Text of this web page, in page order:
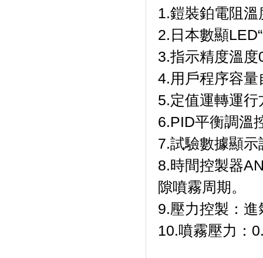
1.鎧裝鉑電阻
2.日本數顯
3.指示精度溫度
4.用戶程序容量
5.定值運轉運行方
6.PID平衡調溫
7.試驗數據顯示設定
8.時間控製器
隙噴霧周期。
9.壓力控製：進
10.噴霧壓力